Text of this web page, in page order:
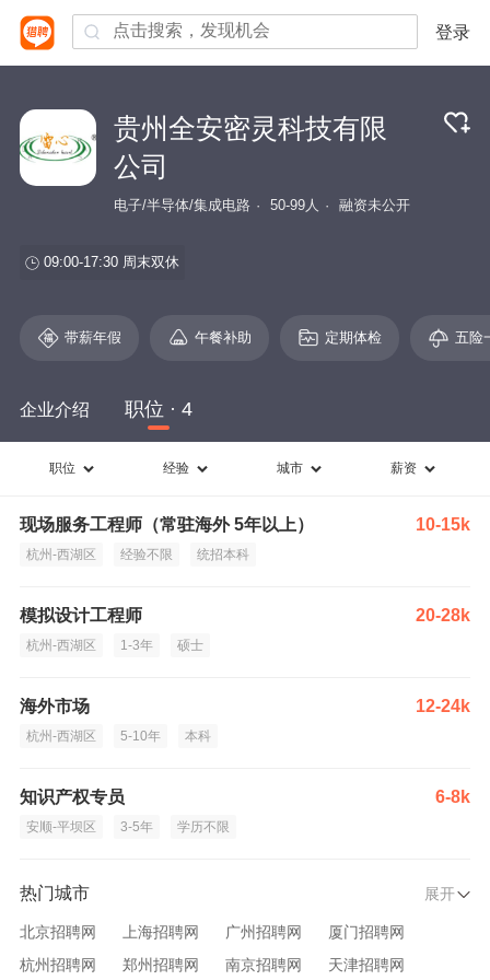
登录
贵州全安密灵科技有限
公司
电子/半导体/集成电路 50-99人 融资未公开
09:00-17:30 周末双休
带薪年假 午餐补助 定期体检 五险
企业介绍 职位 · 4
职位 经验 城市 薪资
现场服务工程师（常驻海外 5年以上） 10-15k
杭州-西湖区 经验不限 统招本科
模拟设计工程师 20-28k
杭州-西湖区 1-3年 硕士
海外市场 12-24k
杭州-西湖区 5-10年 本科
知识产权专员 6-8k
安顺-平坝区 3-5年 学历不限
热门城市 展开
北京招聘网 上海招聘网 广州招聘网
厦门招聘网
杭州招聘网
郑州招聘网 南京招聘网 天津招聘网